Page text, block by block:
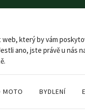
který by vám
ano, jste právě u nás
MOTO BYDLENÍ